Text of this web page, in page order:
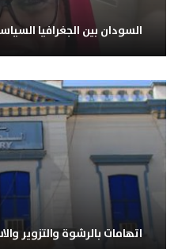
السودان بين الجغرافيا
اتهامات بالرشوة والتزوير